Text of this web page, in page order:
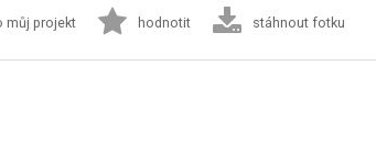
můj projekt hodnotit stáhnout fotku